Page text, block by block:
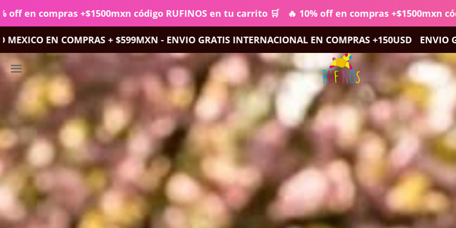
compras +$1500mxn código RUFINOS en tu carrito 🛒 🔥 10% off en compras +$1500mxn código
+ $599MXN - ENVIO GRATIS INTERNACIONAL EN COMPRAS +150USD ENVIO GRATIS A TODO
Menú